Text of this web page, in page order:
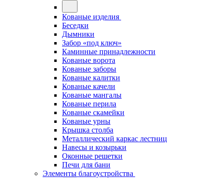
Кованые изделия
Беседки
Дымники
Забор «под ключ»
Каминные принадлежности
Кованые ворота
Кованые заборы
Кованые калитки
Кованые качели
Кованые мангалы
Кованые перила
Кованые скамейки
Кованые урны
Крышка столба
Металлический каркас лестниц
Навесы и козырьки
Оконные решетки
Печи для бани
Элементы благоустройства